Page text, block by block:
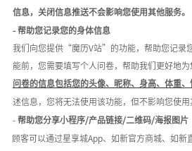
信息，关闭信息推送不会影响您使用其他服务。
- 帮助您记录您的身体信息
我们向您提供“魔历V站”的功能，帮助您记录
能前，您需要填写个人问卷，帮助我们更好地为
问卷的信息包括您的头像、昵称、身高、体重、
述信息，您将无法使用该功能，但不影响您使用
- 帮助您分享小程序/产品链接/二维码/海报图片
顾客可以通过星享城App、如新官方商城、如新